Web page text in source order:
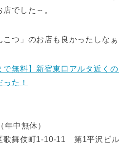
でした～。
つ」のお店も良かったしな
で無料】新宿東口アルタ近く
た！
中無休）
歌舞伎町1-10-11 第1平沢ビ